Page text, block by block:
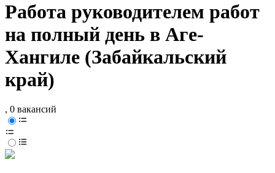
Работа руководителем работ
на полный день в Аге-
Хангиле (Забайкальский
край)
, 0 вакансий